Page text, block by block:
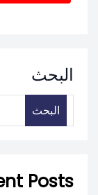
البحث
البحث
Posts